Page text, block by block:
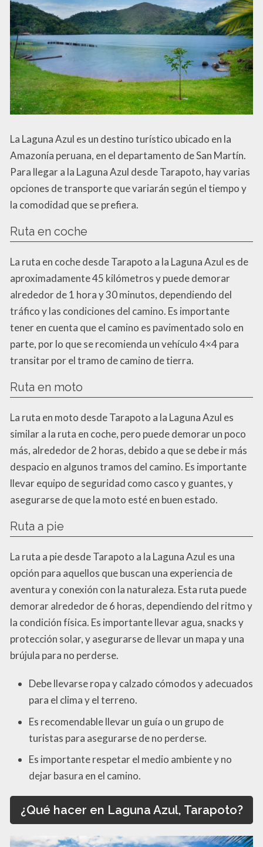
La Laguna Azul es un destino turístico ubicado en la
Amazonía peruana, en el departamento de San Martín.
Para llegar a la Laguna Azul desde Tarapoto, hay varias
opciones de transporte que variarán según el tiempo y
la comodidad que se prefiera.
Ruta en coche
La ruta en coche desde Tarapoto a la Laguna Azul es de
aproximadamente 45 kilómetros y puede demorar
alrededor de 1 hora y 30 minutos, dependiendo del
tráfico y las condiciones del camino. Es importante
tener en cuenta que el camino es pavimentado solo en
parte, por lo que se recomienda un vehículo 4×4 para
transitar por el tramo de camino de tierra.
Ruta en moto
La ruta en moto desde Tarapoto a la Laguna Azul es
similar a la ruta en coche, pero puede demorar un poco
más, alrededor de 2 horas, debido a que se debe ir más
despacio en algunos tramos del camino. Es importante
llevar equipo de seguridad como casco y guantes, y
asegurarse de que la moto esté en buen estado.
Ruta a pie
La ruta a pie desde Tarapoto a la Laguna Azul es una
opción para aquellos que buscan una experiencia de
aventura y conexión con la naturaleza. Esta ruta puede
demorar alrededor de 6 horas, dependiendo del ritmo y
la condición física. Es importante llevar agua, snacks y
protección solar, y asegurarse de llevar un mapa y una
brújula para no perderse.
Debe llevarse ropa y calzado cómodos y adecuados
para el clima y el terreno.
Es recomendable llevar un guía o un grupo de
turistas para asegurarse de no perderse.
Es importante respetar el medio ambiente y no
dejar basura en el camino.
¿Qué hacer en Laguna Azul, Tarapoto?